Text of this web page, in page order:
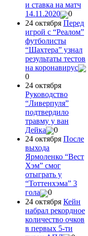
и ставка на матч
14.11.2020
0
24 октября Перед
игрой с “Реалом”
футболисты
“Шахтера” узнал
результаты тестов
на коронавирус
0
24 октября
Руководство
“Ливерпуля”
подтвердило
травму у ван
Дейка
0
24 октября После
выхода
Ярмоленко “Вест
Хэм” смог
отыграть у
“Тоттенхэма” 3
гола
0
24 октября Кейн
набрал рекордное
количество очков
в первых 5-ти